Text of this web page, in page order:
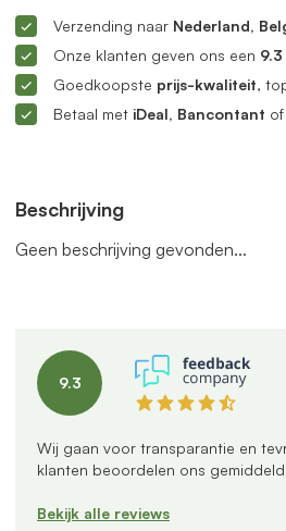
Beschrijving
Geen beschrijving gevonden...
9.3
Wij gaan voor transparantie en
klanten beoordelen ons
Bekijk alle reviews
Verzending naar Nederland,
Onze klanten geven ons een 9.3
Goedkoopste prijs-kwaliteit,
Betaal met iDeal, Bancontant of